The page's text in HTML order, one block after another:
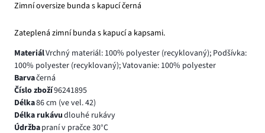
Zimní oversize bunda s kapucí černá
Zateplená zimní bunda s kapucí a kapsami.
MateriálVrchný materiál: 100% polyester (recyklovaný); Podšívka:
100% polyester (recyklovaný); Vatovanie: 100% polyester
Barvačerná
Číslo zboží96241895
Délka86 cm (ve vel. 42)
Délka rukávudlouhé rukávy
Údržbapraní v pračce 30°C